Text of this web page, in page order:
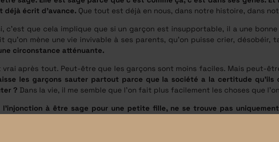
déjà écrit d’avance. Que tout est déjà en nous, dans notre histoire, dans
c’est que cela implique que si un garçon est insupportable, il a une
qu’on mène une vie invivable à ses parents, qu’on puisse crier, désobéir,
circonstance atténuante.
vrai après tout. Peut-être que les garçons sont moins faciles. Mais peut-
les garçons sauter partout parce que la société a la certitude qu’ils
? Dans la vie, il me semble que l’on fait plus facilement les choses que
à être sage pour une petite fille, ne se trouve pas